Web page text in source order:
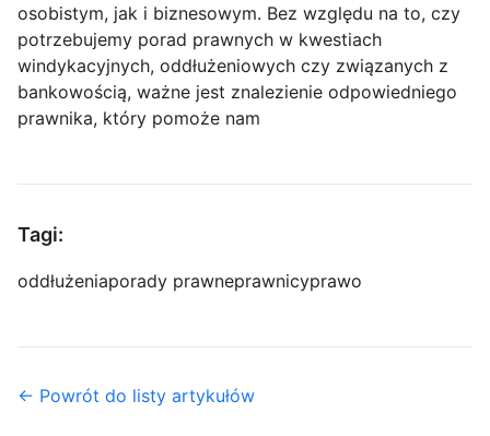
osobistym, jak i biznesowym. Bez względu na to, czy
potrzebujemy porad prawnych w kwestiach
windykacyjnych, oddłużeniowych czy związanych z
bankowością, ważne jest znalezienie odpowiedniego
prawnika, który pomoże nam
Tagi:
oddłużeniaporady prawneprawnicyprawo
← Powrót do listy artykułów